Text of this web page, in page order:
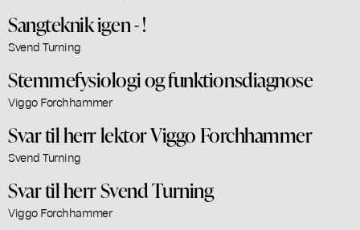
Sangteknik igen - !
Svend Turning
Stemmefysiologi og funktionsdiagnose
Viggo Forchhammer
Svar til herr lektor Viggo Forchhammer
Svend Turning
Svar til herr Svend Turning
Viggo Forchhammer